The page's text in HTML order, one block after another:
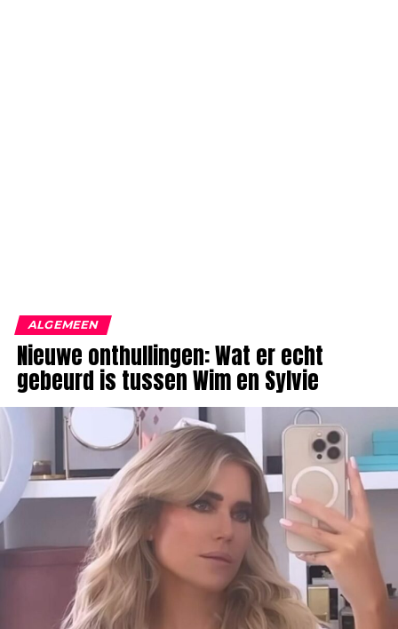
ALGEMEEN
Nieuwe onthullingen: Wat er echt
gebeurd is tussen Wim en Sylvie